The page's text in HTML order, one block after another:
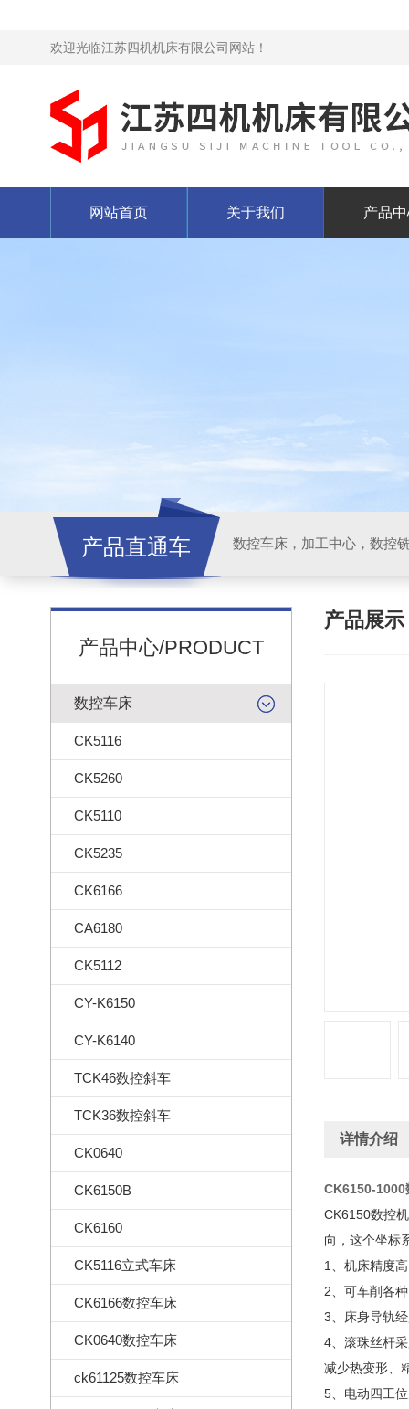
欢迎光临江苏四机机床有限公司网站！
网站首页 关于我们 产品
产品直通车
产品中心/PRODUCT
数控车床
CK5116
CK5260
CK5110
CK5235
CK6166
CA6180
CK5112
CY-K6150
CY-K6140
TCK46数控斜车
TCK36数控斜车
CK0640
CK6150B
CK6160
CK5116立式车床
CK6166数控车床
CK0640数控车床
ck61125数控车床
产品展示
详情介绍
CK6150-1000
CK6150数控
向，这个坐标
1、机床精度
2、可车削各
3、床身导轨
4、滚珠丝杆
减少热变形、
5、电动四工